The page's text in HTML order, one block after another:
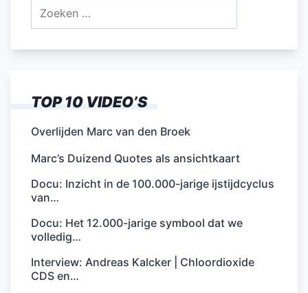
TOP 10 VIDEO’S
Overlijden Marc van den Broek
Marc’s Duizend Quotes als ansichtkaart
Docu: Inzicht in de 100.000-jarige ijstijdcyclus
van…
Docu: Het 12.000-jarige symbool dat we
volledig…
Interview: Andreas Kalcker | Chloordioxide
CDS en…